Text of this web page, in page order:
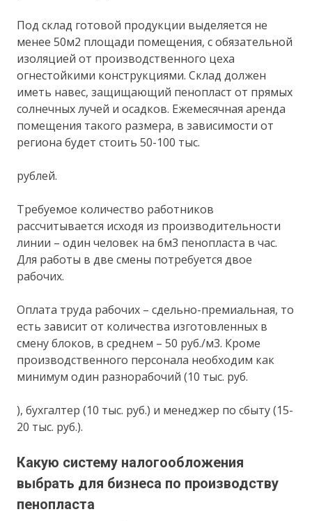
Под склад готовой продукции выделяется не
менее 50м2 площади помещения, с обязательной
изоляцией от производственного цеха
огнестойкими конструкциями. Склад должен
иметь навес, защищающий пенопласт от прямых
солнечных лучей и осадков. Ежемесячная аренда
помещения такого размера, в зависимости от
региона будет стоить 50-100 тыс.
рублей.
Требуемое количество работников
рассчитывается исходя из производительности
линии – один человек на 6м3 пенопласта в час.
Для работы в две смены потребуется двое
рабочих.
Оплата труда рабочих – сдельно-премиальная, то
есть зависит от количества изготовленных в
смену блоков, в среднем – 50 руб./м3. Кроме
производственного персонала необходим как
минимум один разнорабочий (10 тыс. руб.
), бухгалтер (10 тыс. руб.) и менеджер по сбыту (15-
20 тыс. руб.).
Какую систему налогообложения
выбрать для бизнеса по производству
пенопласта